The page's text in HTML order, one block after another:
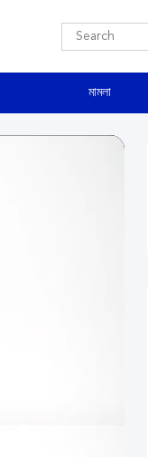
মামলা